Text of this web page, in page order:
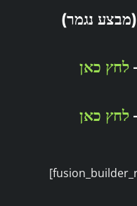
(מבצע נגמר)
לחץ כאן
לחץ כאן
[/fusion_builder_column][/fusion_builder_row]